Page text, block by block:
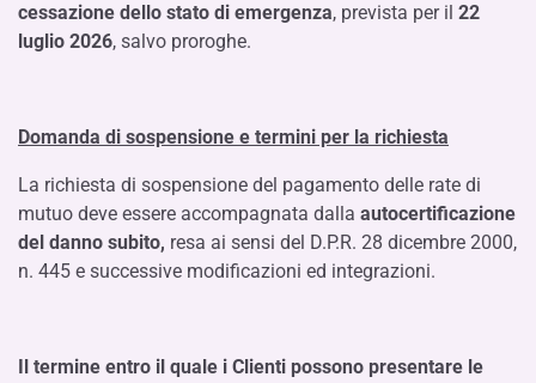
cessazione dello stato di emergenza, prevista per il 22
luglio 2026, salvo proroghe.
Domanda di sospensione e termini per la richiesta
La richiesta di sospensione del pagamento delle rate di
mutuo deve essere accompagnata dalla autocertificazione
del danno subito, resa ai sensi del D.P.R. 28 dicembre 2000,
n. 445 e successive modificazioni ed integrazioni.
Il termine entro il quale i Clienti possono presentare le